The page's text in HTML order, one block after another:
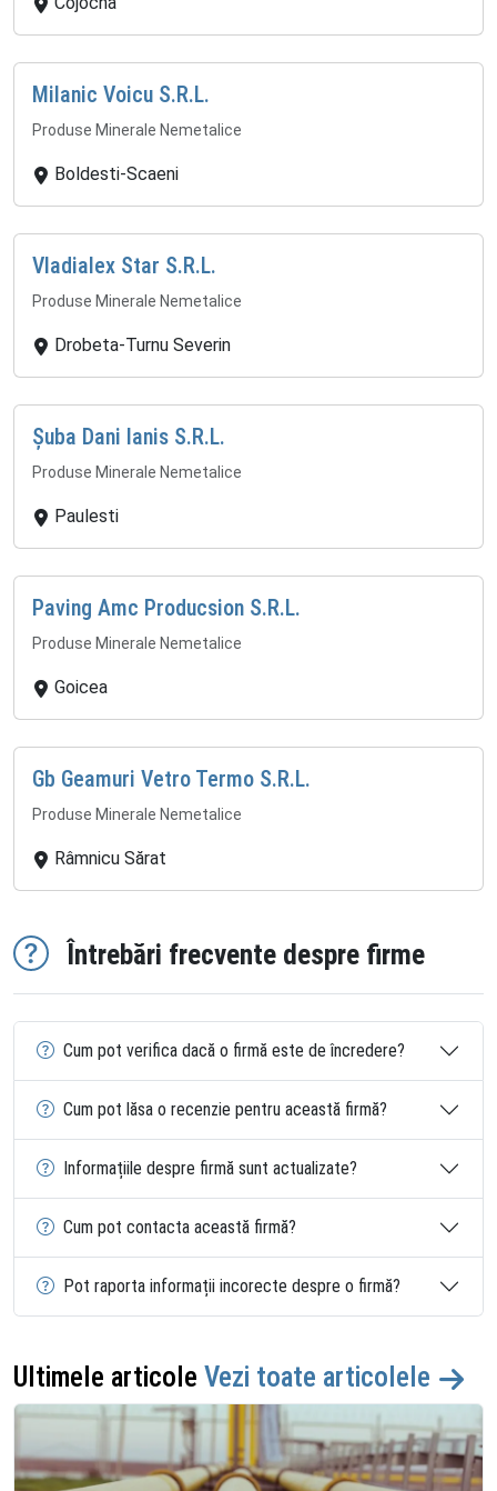
Milanic Voicu S.R.L.
Produse Minerale Nemetalice
Boldesti-Scaeni
Vladialex Star S.R.L.
Produse Minerale Nemetalice
Drobeta-Turnu Severin
Șuba Dani Ianis S.R.L.
Produse Minerale Nemetalice
Paulesti
Paving Amc Producsion S.R.L.
Produse Minerale Nemetalice
Goicea
Gb Geamuri Vetro Termo S.R.L.
Produse Minerale Nemetalice
Râmnicu Sărat
Întrebări frecvente despre firme
Cum pot verifica dacă o firmă este de încredere?
Cum pot lăsa o recenzie pentru această firmă?
Informațiile despre firmă sunt actualizate?
Cum pot contacta această firmă?
Pot raporta informații incorecte despre o firmă?
Ultimele articole Vezi toate articolele